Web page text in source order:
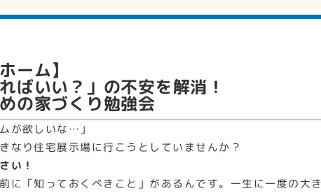
ーム】
ばいい？」の不安を解消！
の家づくり勉強会
が欲しいな…」
なり住宅展示場に行こうとしていませんか？
い！
に「知っておくべきこと」があるんです。一生に一度の大